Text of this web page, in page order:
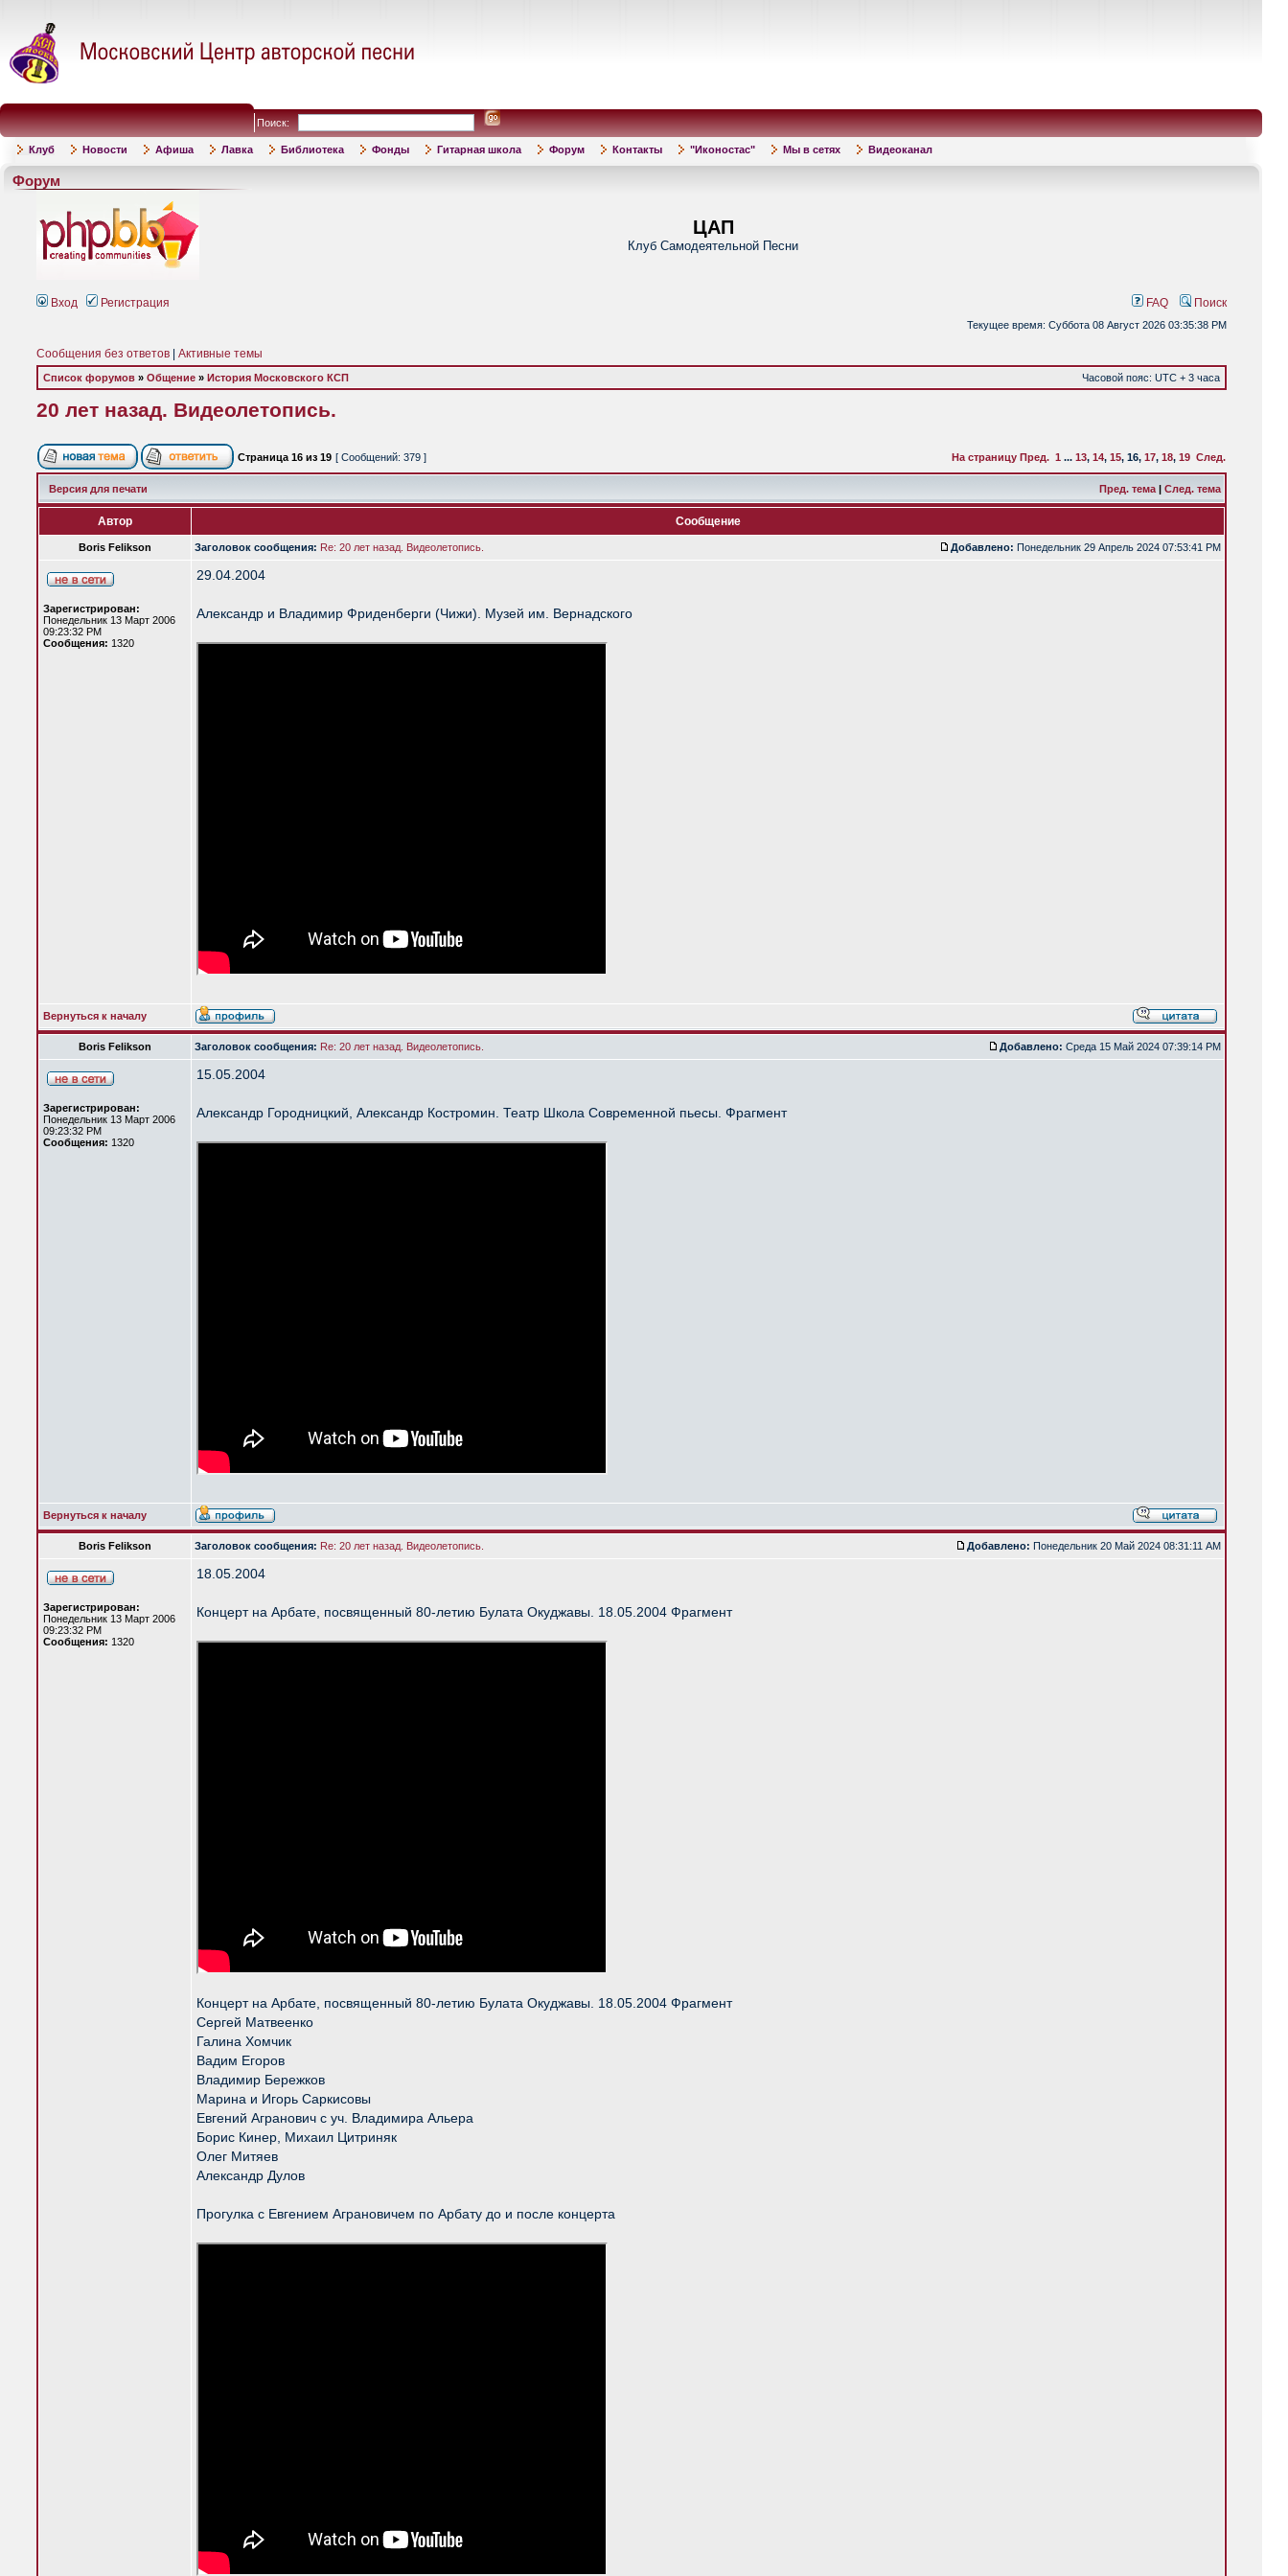
Поиск:
Клуб Новости Афиша Лавка Библиотека Фонды Гитарная школа Форум Контакты "Иконостас" Мы в сетях Видеоканал
Форум
ЦАП
Клуб Самодеятельной Песни
Вход Регистрация FAQ Поиск
Текущее время: Суббота 08 Август 2026 03:35:38 PM
Сообщения без ответов Активные темы
Список форумов » Общение » История Московского КСП Часовой пояс: UTC + 3 часа
20 лет назад. Видеолетопись.
Страница 16 из 19 [ Сообщений: 379 ] На страницу Пред. 1 ... 13, 14, 15, 16, 17, 18, 19 След.
Версия для печати Пред. тема | След. тема
Автор Сообщение
Boris Felikson Заголовок сообщения: Re: 20 лет назад. Видеолетопись. Добавлено: Понедельник 29 Апрель 2024 07:53:41 PM
Зарегистрирован:
Понедельник 13 Март 2006
09:23:32 PM
Сообщения: 1320
29.04.2004
Александр и Владимир Фриденберги (Чижи). Музей им. Вернадского
Вернуться к началу
Boris Felikson Заголовок сообщения: Re: 20 лет назад. Видеолетопись. Добавлено: Среда 15 Май 2024 07:39:14 PM
Зарегистрирован:
Понедельник 13 Март 2006
09:23:32 PM
Сообщения: 1320
15.05.2004
Александр Городницкий, Александр Костромин. Театр Школа Современной пьесы. Фрагмент
Вернуться к началу
Boris Felikson Заголовок сообщения: Re: 20 лет назад. Видеолетопись. Добавлено: Понедельник 20 Май 2024 08:31:11 AM
Зарегистрирован:
Понедельник 13 Март 2006
09:23:32 PM
Сообщения: 1320
18.05.2004
Концерт на Арбате, посвященный 80-летию Булата Окуджавы. 18.05.2004 Фрагмент
Концерт на Арбате, посвященный 80-летию Булата Окуджавы. 18.05.2004 Фрагмент
Сергей Матвеенко
Галина Хомчик
Вадим Егоров
Владимир Бережков
Марина и Игорь Саркисовы
Евгений Агранович с уч. Владимира Альера
Борис Кинер, Михаил Цитриняк
Олег Митяев
Александр Дулов
Прогулка с Евгением Аграновичем по Арбату до и после концерта